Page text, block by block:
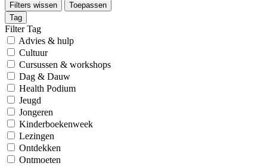
Filters wissen
Toepassen
Tag
Filter Tag
Advies & hulp
Cultuur
Cursussen & workshops
Dag & Dauw
Health Podium
Jeugd
Jongeren
Kinderboekenweek
Lezingen
Ontdekken
Ontmoeten